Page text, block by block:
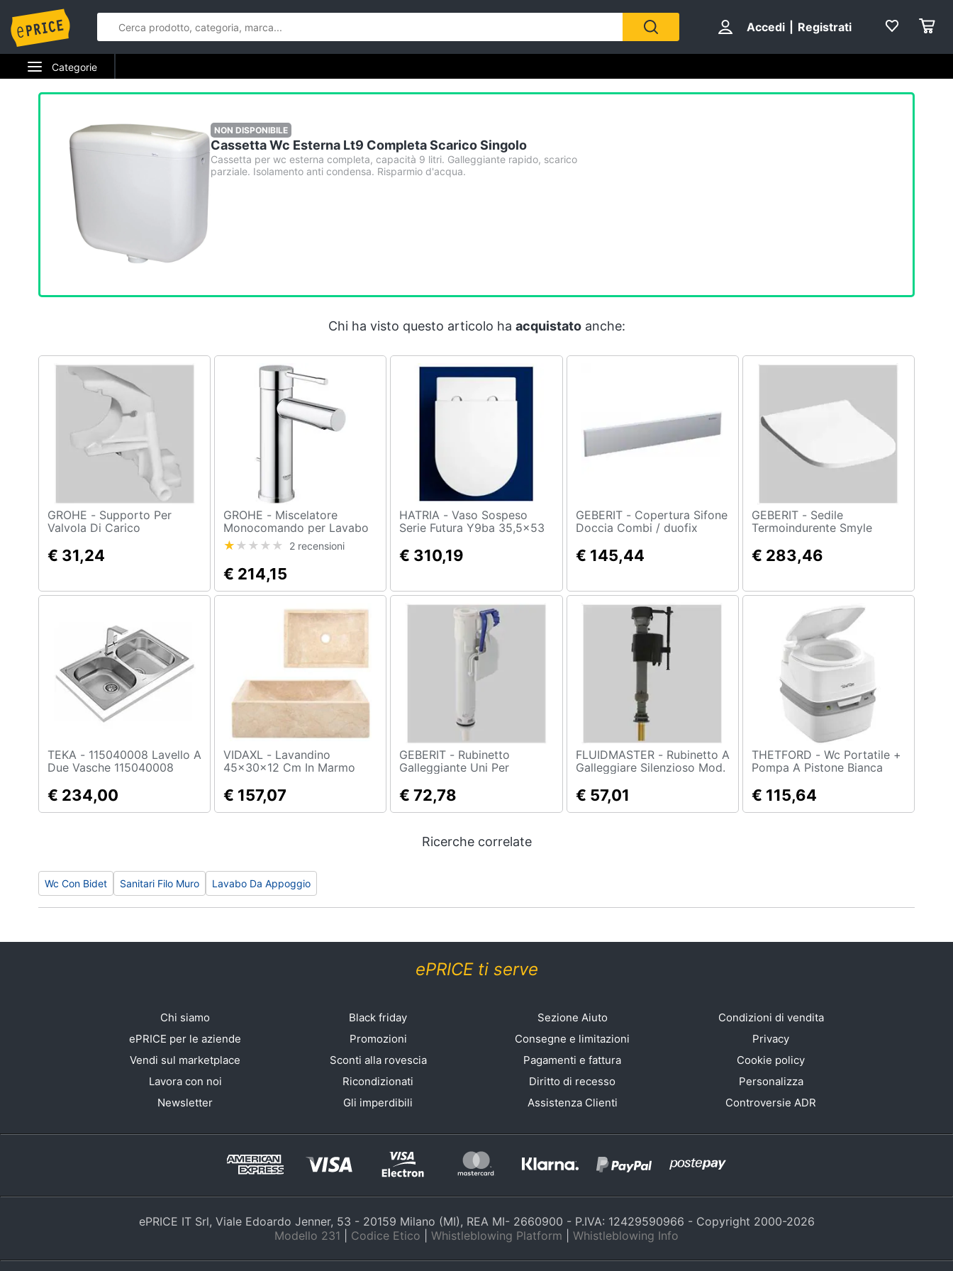
Accedi Registrati
Categorie
NON DISPONIBILE
Cassetta Wc Esterna Lt9 Completa Scarico Singolo
Cassetta per wc esterna completa, capacità 9 litri. Galleggiante rapido, scarico
parziale. Isolamento anti condensa. Risparmio d'acqua.
Chi ha visto questo articolo ha acquistatoanche:
GROHE - Supporto Per
Valvola Di Carico
€ 31,24
GROHE - Miscelatore
Monocomando per Lavabo
Eccence
2 recensioni
€ 214,15
HATRIA - Vaso Sospeso
Serie Futura Y9ba 35,5x53
Da Ordinare
€ 310,19
GEBERIT - Copertura Sifone
Doccia Combi / duofix
€ 145,44
GEBERIT - Sedile
Termoindurente Smyle
€ 283,46
TEKA - 115040008 Lavello A
Due Vasche 115040008
€ 234,00
VIDAXL - Lavandino
45x30x12 Cm In Marmo
€ 157,07
GEBERIT - Rubinetto
Galleggiante Uni Per
Attacco Basso 3/8
€ 72,78
FLUIDMASTER - Rubinetto A
Galleggiare Silenzioso Mod.
€ 57,01
THETFORD - Wc Portatile +
Pompa A Pistone Bianca
€ 115,64
Ricerche correlate
Wc Con Bidet Sanitari Filo Muro Lavabo Da Appoggio
ePRICE ti serve
Chi siamo
ePRICE per le aziende
Vendi sul marketplace
Lavora con noi
Newsletter
Black friday
Promozioni
Sconti alla rovescia
Ricondizionati
Gli imperdibili
Sezione Aiuto
Consegne e limitazioni
Pagamenti e fattura
Diritto di recesso
Assistenza Clienti
Condizioni di vendita
Privacy
Cookie policy
Personalizza
Controversie ADR
ePRICE IT Srl, Viale Edoardo Jenner, 53 - 20159 Milano (MI), REA MI- 2660900 - P.IVA: 12429590966 - Copyright 2000-2026
Modello 231
Codice Etico Whistleblowing Platform Whistleblowing Info